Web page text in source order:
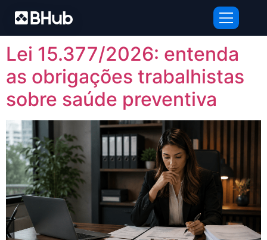
Tag:lei 15.377/2026
Lei 15.377/2026: entenda
as obrigações trabalhistas
sobre saúde preventiva